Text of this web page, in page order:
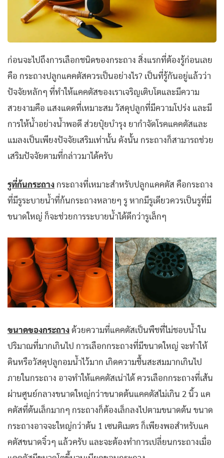
ก่อนจะไปถึงการเลือกชนิดของกระถาง สิ่งแรกที่ต้องรู้ก่อนเลย
คือ กระถางปลูกแคคตัสควรเป็นอย่างไร? เป็นที่รู้กันอยู่แล้วว่า
ปัจจัยหลักๆ ที่ทำให้แคคตัสของเราเจริญเติบโตและมีความ
สวยงามคือ แสงแดดที่เหมาะสม วัสดุปลูกที่มีความโปร่ง และมี
การให้น้ำอย่างน้ำพอดี ส่วยปุ๋ยบำรุง ยากำจัดโรคแคคตัสและ
แมลงเป็นเพียงปัจจัยเสริมเท่านั้น ดังนั้น กระถางก็สามารถช่วย
เสริมปัจจัยตามที่กล่าวมาได้ครับ
รูที่ก้นกระถาง กระถางที่เหมาะสำหรับปลูกแคคตัส คือกระถาง
ที่มีรูระบายน้ำที่ก้นกระถางหลายๆ รู หากมีรูเดียวควรเป็นรูที่มี
ขนาดใหญ่ ก็จะช่วยการระบายน้ำได้ดีกว่ารูเล็กๆ
ขนาดของกระถาง ด้วยความที่แคคตัสเป็นพืชที่ไม่ชอบน้ำใน
ปริมาณที่มากเกินไป การเลือกกระถางที่มีขนาดใหญ่ จะทำให้
ดินหรือวัสดุปลูกอมน้ำไว้มาก เกิดความชื้นสะสมมากเกินไป
ภายในกระถาง อาจทำให้แคคตัสเน่าได้ ควรเลือกกระถางที่เส้น
ผ่านศูนย์กลางขนาดใหญ่กว่าขนาดต้นแคคตัสไม่เกิน 2 นิ้ว แค
คตัสที่ต้นเล็กมากๆ กระถางก็ต้องเล็กลงไปตามขนาดต้น ขนาด
กระถางอาจจะใหญ่กว่าต้น 1 เซนติเมตร ก็เพียงพอสำหรับแค
คตัสขนาดจิ๋วๆ แล้วครับ และจะต้องทำการเปลี่ยนกระถางเมื่อ